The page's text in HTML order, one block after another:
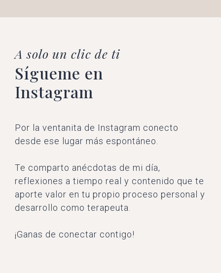
A solo un clic de ti
Sígueme en
Instagram
Por la ventanita de Instagram conecto
desde ese lugar más espontáneo.
Te comparto anécdotas de mi día,
reflexiones a tiempo real y contenido que te
aporte valor en tu propio proceso personal y
desarrollo como terapeuta.
¡Ganas de conectar contigo!